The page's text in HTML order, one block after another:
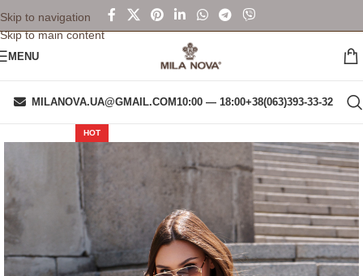
Skip to navigation
Skip to main content
MENU
MILANOVA.UA@GMAIL.COM10:00 — 18:00+38(063)393-33-32
HOT